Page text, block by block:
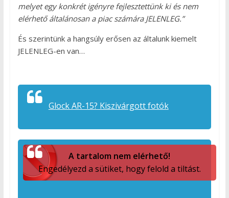
melyet egy konkrét igényre fejlesztettünk ki és nem
elérhető általánosan a piac számára JELENLEG.”
És szerintünk a hangsúly erősen az általunk kiemelt
JELENLEG-en van…
Glock AR-15? Kiszivárgott fotók
A tartalom nem elérhető!
Engedélyezd a sütiket, hogy felold a tiltást.